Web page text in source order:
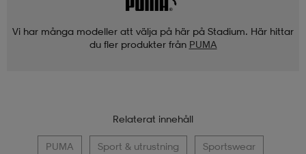
Vi har många modeller att välja på här på Stadium. Här hittar
du fler produkter från PUMA
Relaterat innehåll
PUMA Sport & utrustning Sportswear